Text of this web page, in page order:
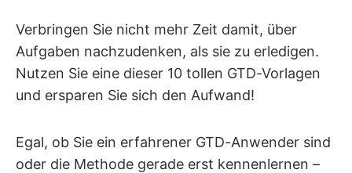
Verbringen Sie nicht mehr Zeit damit, über
Aufgaben nachzudenken, als sie zu erledigen.
Nutzen Sie eine dieser 10 tollen GTD-Vorlagen
und ersparen Sie sich den Aufwand!
Egal, ob Sie ein erfahrener GTD-Anwender sind
oder die Methode gerade erst kennenlernen –